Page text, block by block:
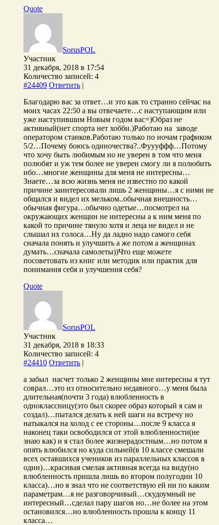
Quote
SorusPOL
Участник
31 декабря, 2018 в 17:54
Количество записей: 4
#24409 Ответить |
Благодарю вас за ответ…и это как то странно сейчас на
моих часах 22:50 а вы отвечаете…с наступающим или
уже наступившим Новым годом вас=)Образ не
активный(нет спорта нет хобби.)Работаю на заводе
оператором станков.Работаю только по ночам графиком
5/2…Почему боюсь одиночества?..Фуууффф…Потому
что хочу быть любимым но не уверен в том что меня
полюбят и уж тем более не уверен смогу ли я полюбить
ибо…многие женщины для меня не интересны…
Знаете…за всю жизнь меня не известно по какой
причине заинтересовали лишь 2 женщины…я с ними не
общался и видел их мельком..обычная внешность…
обычная фигура…обычно одетые…посмотрел на
окружающих женщин не интересны а к ним меня по
какой то причине тянуло хотя и леца не видел и не
слышал их голоса…Ну да ладно надо самого себя
сначала понять и улучшить а же потом а женщинах
думать…сначала самолеты))Что еще можете
посоветовать из книг или методик или практик для
понимания себя и улучшения себя?
Quote
SorusPOL
Участник
31 декабря, 2018 в 18:33
Количество записей: 4
#24410 Ответить |
а забыл насчет только 2 женщины мне интересны я тут
соврал…это из относительно недавного…у меня была
длительная(почти 3 года) влюбленность в
одноклассницу(это был скорее образ который я сам и
создал)…пытался делать к ней шаги на встречу но
натыкался на холод с ее стороны…после 9 класса я
наконец таки освободился от этой влюбленности(не
знаю как) и я стал более жизнерадостным…но потом я
опять влюбился но куда сильней(в 10 классе смешали
всех оставшихся учеников из параллельных классов в
один)…красивая смелая активная всегда на виду(но
влюбленность пришла лишь во втором полугодии 10
класса)…но я знал что не соответствую ей ни по каким
параметрам…я не разговорчивый…скудоумный не
интересный…сделал пару шагов но…не более на этом
остановился…но влюбленность прошла к концу 11
класса…